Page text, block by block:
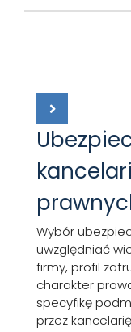
Wybór
uwzględniać
firmy, profil
charakter
specyfikę
przez